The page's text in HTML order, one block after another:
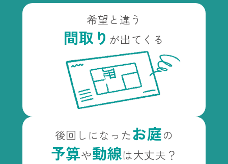
希望と違う
間取り が出てくる
後回しになった お庭の
予算や動線は大丈夫？